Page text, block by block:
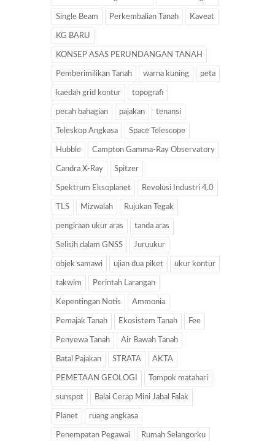
Single Beam Perkembalian Tanah Kaveat
KG BARU
KONSEP ASAS PERUNDANGAN TANAH
Pemberimilikan Tanah warna kuning peta
kaedah grid kontur topografi
pecah bahagian pajakan tenansi
Teleskop Angkasa Space Telescope
Hubble Campton Gamma-Ray Observatory
Candra X-Ray Spitzer
Spektrum Eksoplanet Revolusi Industri 4.0
TLS Mizwalah Rujukan Tegak
pengiraan ukur aras tanda aras
Selisih dalam GNSS Juruukur
objek samawi ujian dua piket ukur kontur
takwim Perintah Larangan
Kepentingan Notis Ammonia
Pemajak Tanah Ekosistem Tanah Fee
Penyewa Tanah Air Bawah Tanah
Batal Pajakan STRATA AKTA
PEMETAAN GEOLOGI Tompok matahari
sunspot Balai Cerap Mini Jabal Falak
Planet ruang angkasa
Penempatan Pegawai Rumah Selangorku